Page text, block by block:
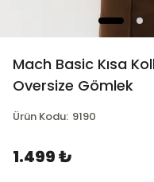
Mach Basic Kısa
Oversize Gömlek
Ürün Kodu: 9190
1.499 ₺